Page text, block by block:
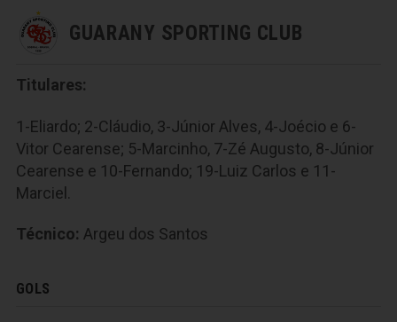
GUARANY SPORTING CLUB
Titulares:
1-Eliardo; 2-Cláudio, 3-Júnior Alves, 4-Joécio e 6-
Vitor Cearense; 5-Marcinho, 7-Zé Augusto, 8-Júnior
Cearense e 10-Fernando; 19-Luiz Carlos e 11-
Marciel.
Técnico: Argeu dos Santos
GOLS